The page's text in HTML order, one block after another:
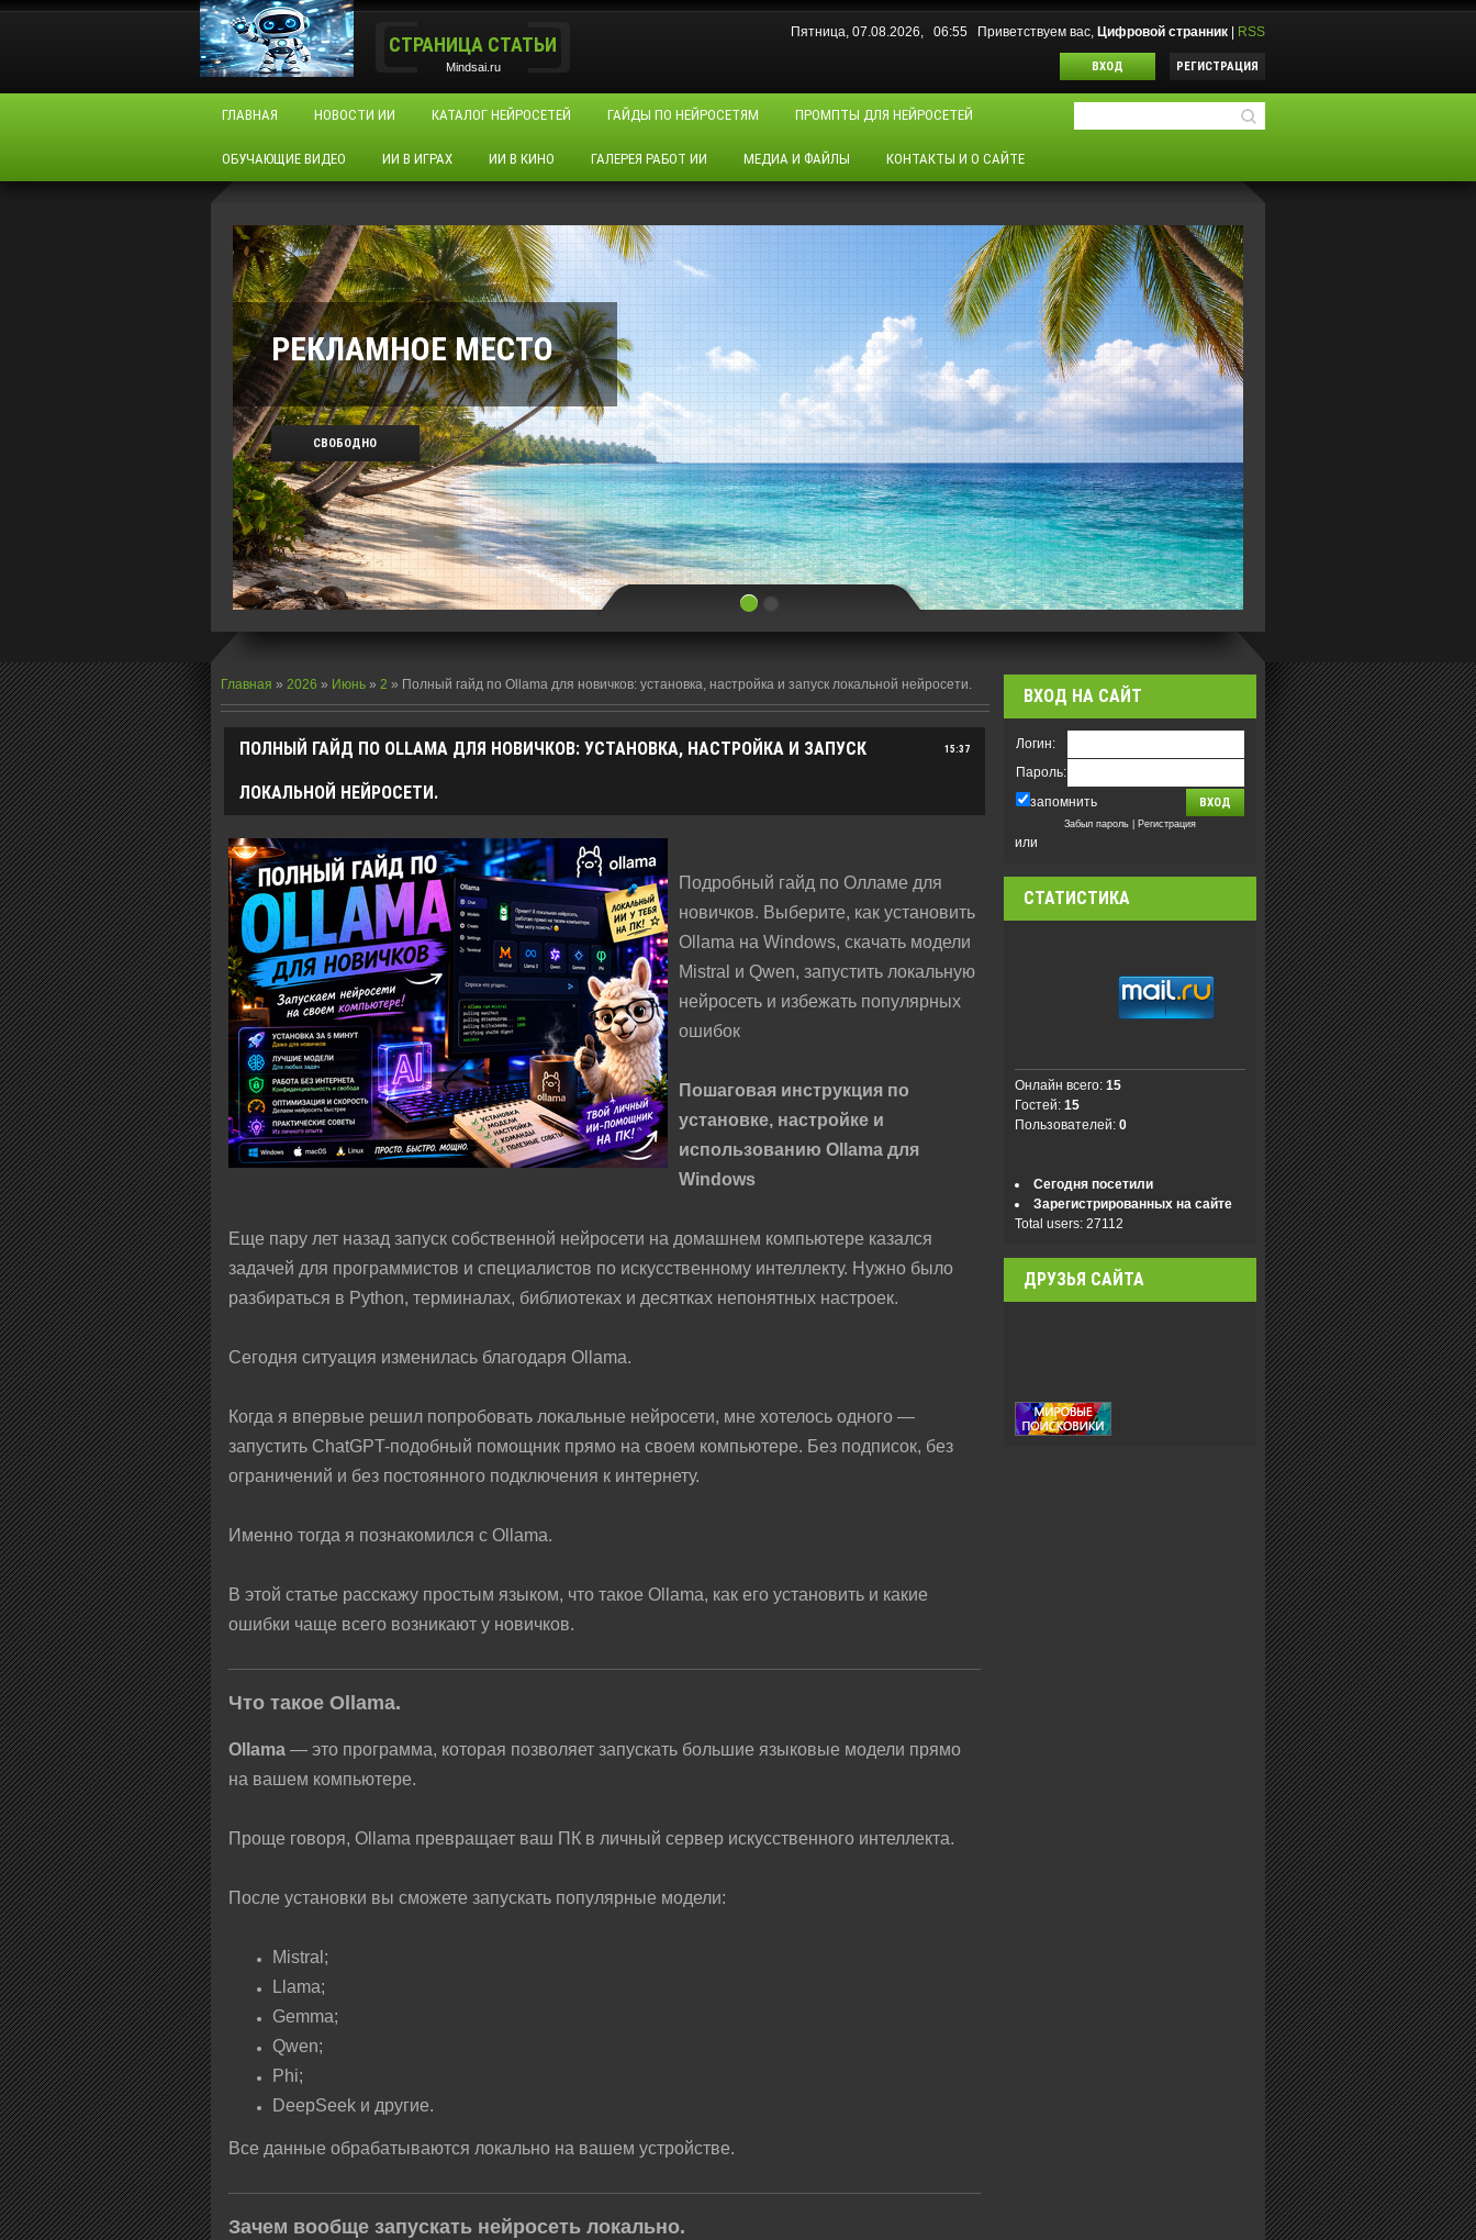
СТРАНИЦА СТАТЬИ
Mindsai.ru
Пятница, 07.08.2026, 06:55 Приветствуем вас, Цифровой странник RSS
ВХОД РЕГИСТРАЦИЯ
ГЛАВНАЯ НОВОСТИ ИИ КАТАЛОГ НЕЙРОСЕТЕЙ ГАЙДЫ ПО НЕЙРОСЕТЯМ ПРОМПТЫ ДЛЯ НЕЙРОСЕТЕЙ
ОБУЧАЮЩИЕ ВИДЕО ИИ В ИГРАХ ИИ В КИНО ГАЛЕРЕЯ РАБОТ ИИ МЕДИА И ФАЙЛЫ КОНТАКТЫ И О САЙТЕ
РЕКЛАМНОЕ МЕСТО
СВОБОДНО
Главная » 2026 » Июнь » 2 » Полный гайд по Ollama для новичков: установка, настройка и запуск локальной нейросети.
15:37
ПОЛНЫЙ ГАЙД ПО OLLAMA ДЛЯ НОВИЧКОВ: УСТАНОВКА, НАСТРОЙКА И ЗАПУСК
ЛОКАЛЬНОЙ НЕЙРОСЕТИ.
Подробный гайд по Олламе для
новичков. Выберите, как установить
Ollama на Windows, скачать модели
Mistral и Qwen, запустить локальную
нейросеть и избежать популярных
ошибок
Пошаговая инструкция по
установке, настройке и
использованию Ollama для
Windows
Еще пару лет назад запуск собственной нейросети на домашнем компьютере казался
задачей для программистов и специалистов по искусственному интеллекту. Нужно было
разбираться в Python, терминалах, библиотеках и десятках непонятных настроек.
Сегодня ситуация изменилась благодаря Ollama.
Когда я впервые решил попробовать локальные нейросети, мне хотелось одного —
запустить ChatGPT-подобный помощник прямо на своем компьютере. Без подписок, без
ограничений и без постоянного подключения к интернету.
Именно тогда я познакомился с Ollama.
В этой статье расскажу простым языком, что такое Ollama, как его установить и какие
ошибки чаще всего возникают у новичков.
Что такое Ollama.
Ollama — это программа, которая позволяет запускать большие языковые модели прямо
на вашем компьютере.
Проще говоря, Ollama превращает ваш ПК в личный сервер искусственного интеллекта.
После установки вы сможете запускать популярные модели:
Mistral;
Llama;
Gemma;
Qwen;
Phi;
DeepSeek и другие.
Все данные обрабатываются локально на вашем устройстве.
Зачем вообще запускать нейросеть локально.
ВХОД НА САЙТ
Логин:
Пароль:
запомнить
Забыл пароль Регистрация
или
СТАТИСТИКА
Онлайн всего: 15
Гостей: 15
Пользователей: 0
Сегодня посетили
Зарегистрированных на сайте
Total users: 27112
ДРУЗЬЯ САЙТА